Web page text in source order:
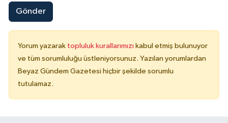
Gönder
Yorum yazarak topluluk kurallarımızı kabul etmiş bulunuyor
ve tüm sorumluluğu üstleniyorsunuz. Yazılan yorumlardan
Beyaz Gündem Gazetesi hiçbir şekilde sorumlu
tutulamaz.